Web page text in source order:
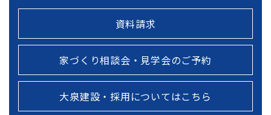
資料請求
家づくり相談会・見学会のご予約
大泉建設・採用についてはこちら